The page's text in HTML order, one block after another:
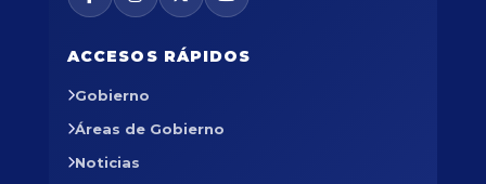
ACCESOS RÁPIDOS
Gobierno
Áreas de Gobierno
Noticias